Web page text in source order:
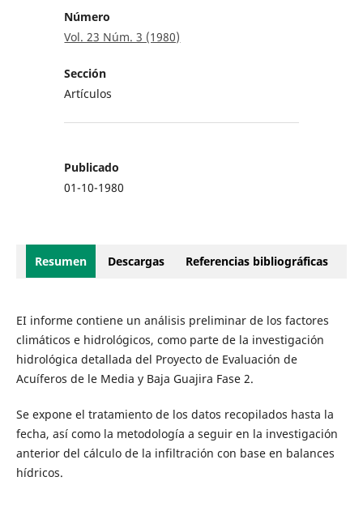
Número
Vol. 23 Núm. 3 (1980)
Sección
Artículos
Publicado
01-10-1980
Resumen Descargas Referencias bibliográficas
EI informe contiene un análisis preliminar de los factores
climáticos e hidrológicos, como parte de la investigación
hidrológica detallada del Proyecto de Evaluación de
Acuíferos de le Media y Baja Guajira Fase 2.
Se expone el tratamiento de los datos recopilados hasta la
fecha, así como la metodología a seguir en la investigación
anterior del cálculo de la infiltración con base en balances
hídricos.